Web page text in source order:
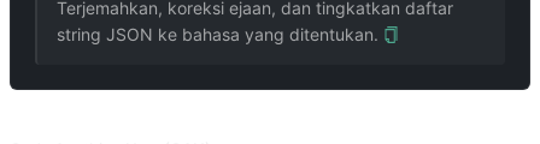
Terjemahkan, koreksi ejaan, dan tingkatkan daftar
string JSON ke bahasa yang ditentukan.